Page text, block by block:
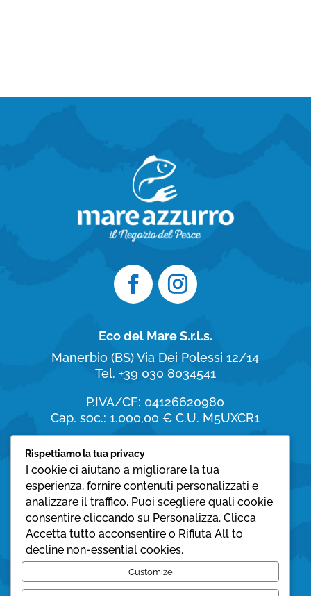
Eco del Mare S.r.l.s.
Manerbio (BS)Via Dei Polessi 12/14
Tel. +39 030 8034541
P.IVA/CF: 04126620980
Cap. soc.: 1.000,00 €C.U. M5UXCR1
Orari di apertura
dal Lunedì al Sabato:
8:30 – 19:30
Domenica:
08:30 – 12:30
Privacy policy
Cookie policy
Rispettiamo la tua privacy
I cookie ci aiutano a migliorare la tua
esperienza, fornire contenuti personalizzati e
analizzare il traffico. Puoi scegliere quali cookie
consentire cliccando su Personalizza. Clicca
Accetta tutto acconsentire o Rifiuta All to
decline non-essential cookies.
Customize